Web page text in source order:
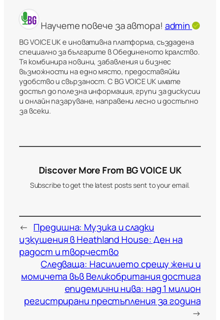
Научете повече за автора! admin
BG VOICE UK е иновативна платформа, създадена
специално за българите в Обединеното кралство.
Тя комбинира новини, забавления и бизнес
възможности на едно място, предоставяйки
удобство и свързаност. С BG VOICE UK имате
достъп до полезна информация, групи за дискусии
и онлайн пазаруване, направени лесно и достъпно
за всеки.
Discover More From BG VOICE UK
Subscribe to get the latest posts sent to your email.
← Предишна: Музика и сладки
изкушения в Heathland House: Ден на
радост и творчество
Следваща: Насилието срещу жени и
момичета във Великобритания достига
епидемични нива: над 1 милион
регистрирани престъпления за година
→